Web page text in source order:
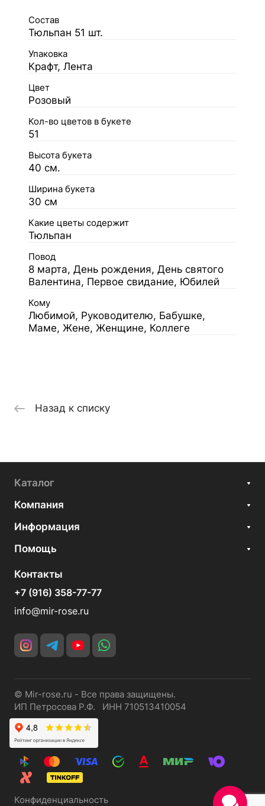
Состав
Тюльпан 51 шт.
Упаковка
Крафт, Лента
Цвет
Розовый
Кол-во цветов в букете
51
Высота букета
40 см.
Ширина букета
30 см
Какие цветы содержит
Тюльпан
Повод
8 марта, День рождения, День святого
Валентина, Первое свидание, Юбилей
Кому
Любимой, Руководителю, Бабушке,
Маме, Жене, Женщине, Коллеге
Назад к списку
Каталог
Компания
Информация
Помощь
Контакты
+7 (916) 358-77-77
info@mir-rose.ru
© Mir-rose.ru - Все права защищены.
ИП Петросова Р.Ф. ИНН 710513410054
Конфиденциальность